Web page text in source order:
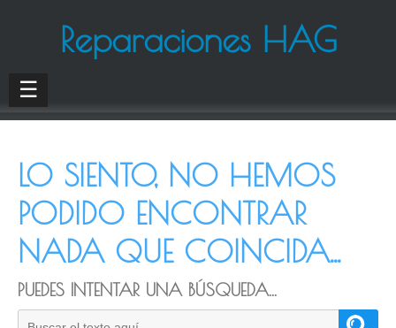
Reparaciones HAG
☰
LO SIENTO, NO HEMOS
PODIDO ENCONTRAR
NADA QUE COINCIDA...
PUEDES INTENTAR UNA BÚSQUEDA...